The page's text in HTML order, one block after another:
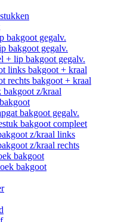
bakgoot gegalv.
bakgoot gegalv.
+ lip bakgoot gegalv.
links bakgoot + kraal
rechts bakgoot + kraal
bakgoot z/kraal
bakgoot gegalv.
bakgoot compleet
z/kraal links
z/kraal rechts
bakgoot
bakgoot